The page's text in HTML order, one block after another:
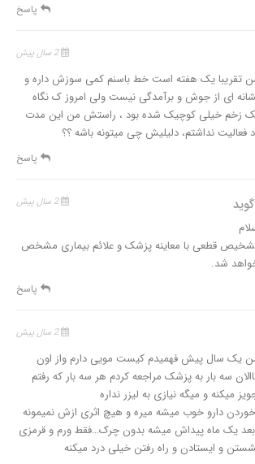
پاسخ
2 سال پیش
تقریبا یک هفته است خط باسنم کمی سوزش داره و
ای از جوش و برآمدگی نیست ولی امروز ک نگاه
زخم خیلی کوچیک شده بود ، راستش من این مدت
فعالیت نداشتم، دلیلیش چی میتونه باشه ؟؟
پاسخ
2 سال پیش
قطعی با معاینه پزشک و علائم بیماری مشخص
شد.
پاسخ
2 سال پیش
یک سال پیش فهمیدم کیست مویی دارم واز اون
سه بار به پزشک مراجعه کردم هر سه بار که رفتم
میکنه و میگه نیازی به لیزر نداره
خوردن دارو خوب میشه میره و هیچ اثری ازش نمیمونه
بعد یک ماه پیداش میشه بدون چرک…فقط ورم و قرمزی
و ایستادن و راه رفتن خیلی درد میکنه